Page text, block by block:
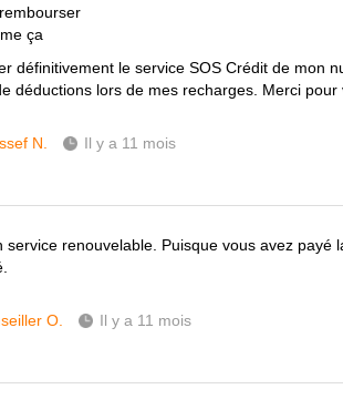
ça
définitivement le service SOS Crédit de mon
déductions lors de mes recharges. Merci pour
N. Il y a 11 mois
service renouvelable. Puisque vous avez payé
O. Il y a 11 mois